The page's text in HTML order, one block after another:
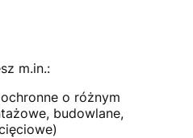
m.in.:
o różnym
budowlane,